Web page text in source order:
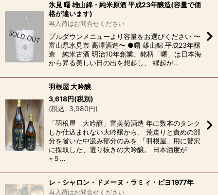
氷見 曙 雄山錦・純米原酒 平成23年醸造(容量で価
格が違います)
再入荷はお問合せください
プルダウンメニューより容量をお選びください 〜
富山県氷見市 高澤酒造〜 ●曙 雄山錦 平成23年醸
造 純米古酒 明治10年創業、銘柄「曙」は日本海
から昇る美しい日の出を想起し、 縁起が…
羽根屋 大吟醸
3,618円(税別)
(税込: 3,980円)
「羽根屋 大吟醸」富美菊酒造 年に数本のタンク
しか仕込まれない大吟醸から、 荒走りと責めの部
分を省いた中汲み部分のみを 「羽根屋」用に贅沢
に採取した、選り抜きの大吟醸。 日本酒度が
+５…
レ・シャロン・ドメーヌ・ラミィ・ピヨ1977年
再入荷はお問合せください